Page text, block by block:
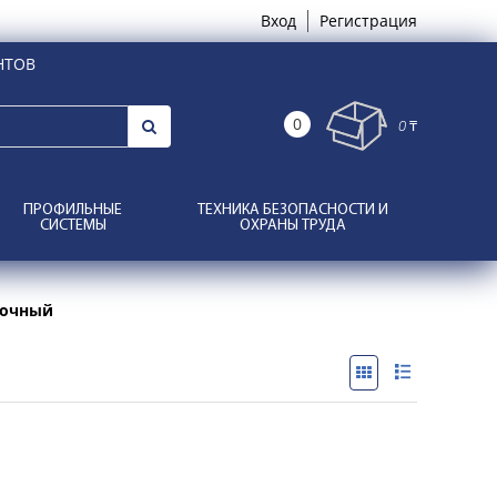
Вход Регистрация
0 0 ₸
ПРОФИЛЬНЫЕ
СИСТЕМЫ
ТЕХНИКА БЕЗОПАСНОСТИ И
ОХРАНЫ ТРУДА